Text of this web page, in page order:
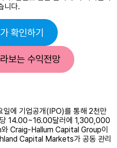
니다.
확인하기
보는 수익전망
에 기업공개(IPO)를 통해 2천만
당 14.00~16.00달러에 1,300,000
Craig-Hallum Capital Group이
Capital Markets가 공동 관리